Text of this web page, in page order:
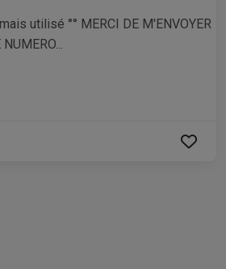
utilisé °° MERCI DE M'ENVOYER